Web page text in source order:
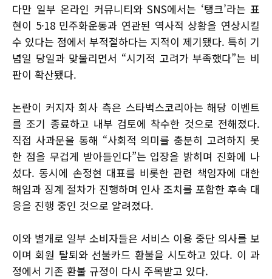
다만 일부 온라인 커뮤니티와 SNS에서는 ‘탱크’라는 표
현이 5·18 민주화운동과 연관된 역사적 상황을 연상시킬
수 있다는 점에서 부적절하다는 지적이 제기됐다. 특히 기
념일 당일과 맞물리면서 “시기적 고려가 부족했다”는 비
판이 확산됐다.
논란이 커지자 회사 측은 스타벅스코리아는 해당 이벤트
를 조기 종료하고 내부 검토에 착수한 것으로 전해졌다.
직접 사과문을 통해 “사회적 의미를 충분히 고려하지 못
한 점을 무겁게 받아들인다”는 입장을 밝히며 진화에 나
섰다. 동시에 손정현 대표를 비롯한 관련 책임자에 대한
해임과 징계 절차가 진행하며 인사 조치를 포함한 후속 대
응을 진행 중인 것으로 알려졌다.
이와 별개로 일부 소비자들은 서비스 이용 중단 의사를 보
이며 회원 탈퇴와 선불카드 환불을 시도하고 있다. 이 과
정에서 기존 환불 규정이 다시 주목받고 있다.